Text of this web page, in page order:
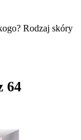
Rodzaj skóry
64